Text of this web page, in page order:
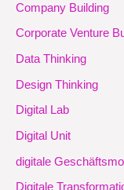
Company Building
Corporate Venture
Data Thinking
Design Thinking
Digital Lab
Digital Unit
digitale
Digitale